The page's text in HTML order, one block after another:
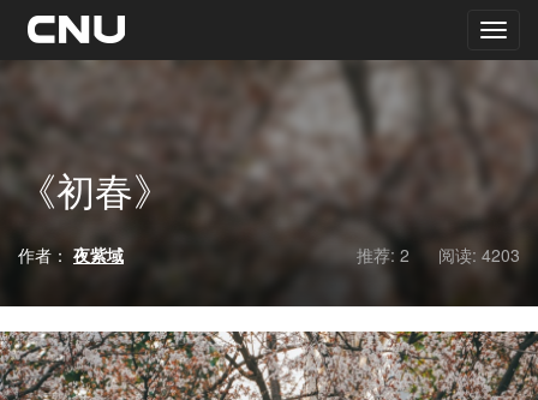
《初春》
作者： 夜紫域 推荐: 2 阅读: 4203